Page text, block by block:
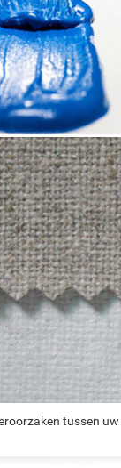
tussen